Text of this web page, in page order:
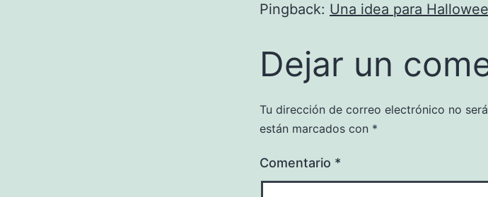
Pingback: Una idea para
Dejar un
Tu dirección de correo electrónico no
están marcados con *
Comentario *